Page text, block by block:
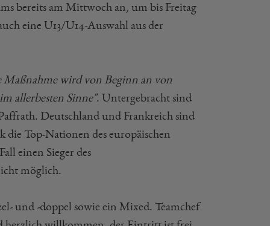
bereits am Mittwoch an, um bis Freitag
eine U13/U14-Auswahl aus der
Maßnahme wird von Beginn an von
allerbesten Sinne". Untergebracht sind
Deutschland und Frankreich sind
Top-Nationen des europäischen
einen Sieger des
möglich.
und -doppel sowie ein Mixed. Teamchef